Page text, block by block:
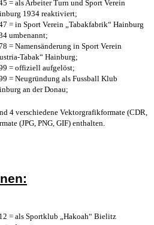
= als Arbeiter Turn und Sport Verein
1934 reaktiviert;
= in Sport Verein „Tabakfabrik“ Hainburg
umbenannt;
= Namensänderung in Sport Verein
Tabak“ Hainburg;
= offiziell aufgelöst;
= Neugründung als Fussball Klub
an der Donau;
4 verschiedene Vektorgrafikformate (CDR,
(JPG, PNG, GIF) enthalten.
= als Sportklub „Hakoah“ Bielitz